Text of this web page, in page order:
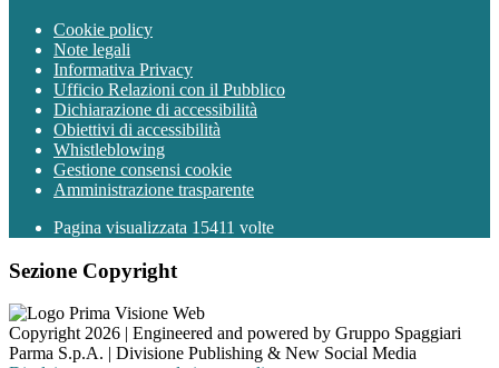
Cookie policy
Note legali
Informativa Privacy
Ufficio Relazioni con il Pubblico
Dichiarazione di accessibilità
Obiettivi di accessibilità
Whistleblowing
Gestione consensi cookie
Amministrazione trasparente
Pagina visualizzata 15411 volte
Sezione Copyright
Copyright 2026 | Engineered and powered by Gruppo Spaggiari
Parma S.p.A. | Divisione Publishing & New Social Media